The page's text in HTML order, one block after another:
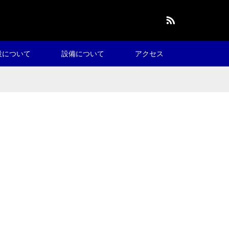
について 設備について アクセス